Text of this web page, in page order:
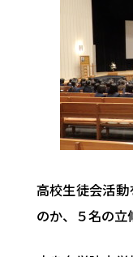
高校生徒会活
のか、５名の立